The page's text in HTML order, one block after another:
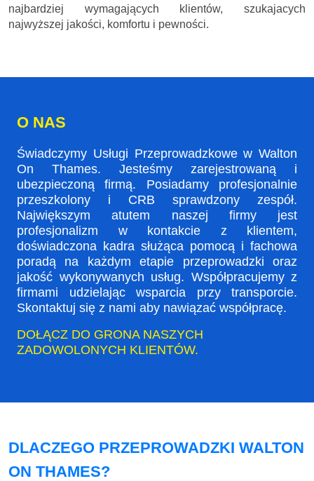
najbardziej wymagających klientów, szukajacych
najwyższej jakości, komfortu i pewności.
O NAS
Świadczymy Usługi Przeprowadzkowe w Walton
On Thames. Jesteśmy zarejestrowaną i
ubezpieczoną firmą. Posiadamy profesjonalnie
przeszkolony i CRB sprawdzony zespół.
Największym atutem naszej firmy jest
profesjonalizm w kontakcie z klientem,
doświadczona kadra służąca pomocą i fachowa
poradą na każdym etapie przeprowadzki oraz
jakość wykonywanych usług. Współpracujemy z
firmami udzielając wsparcia przy transporcie.
Skontaktuj się z nami aby nawiązać współpracę.
DOŁĄCZ DO GRONA NASZYCH
ZADOWOLONYCH KLIENTÓW.
DLACZEGO PRZEPROWADZKI WALTON
ON THAMES?